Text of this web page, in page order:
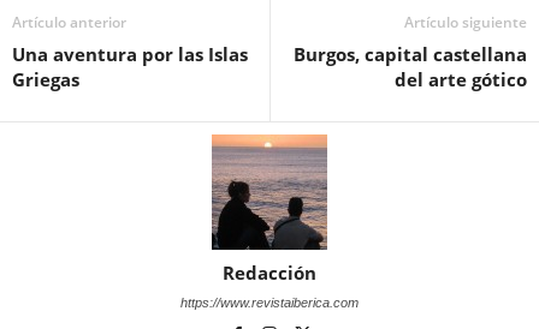
Artículo anterior
Una aventura por las Islas
Griegas
Artículo siguiente
Burgos, capital castellana
del arte gótico
Redacción
https://www.revistaiberica.com